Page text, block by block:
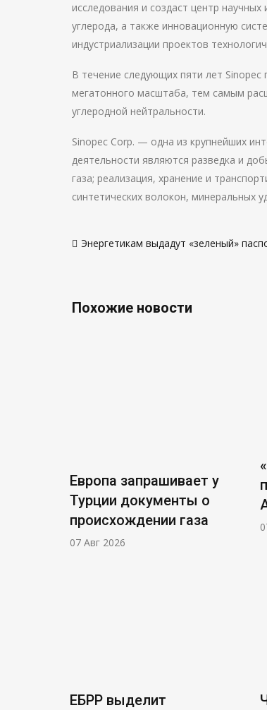
исследования и создаст центр
углерода, а также инновационную
индустриализации проектов
В течение следующих пяти лет
мегатонного масштаба, тем самым
углеродной нейтральности.
Sinopec Corp. — одна из крупнейших
деятельности являются разведка и
газа; реализация, хранение и
синтетических волокон, минеральных
поЭнергетикам выдадут «зеленый»
Похожие новости
Европа запрашивает у
Турции документы о
происхождении газа
07 Авг 2026
ЕБРР выделит